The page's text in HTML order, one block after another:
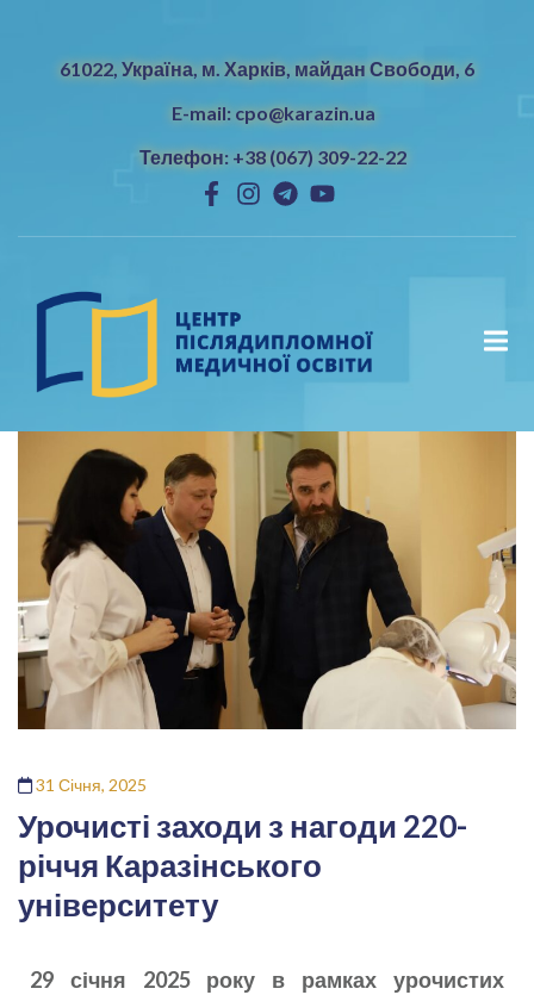
61022, Україна, м. Харків, майдан Свободи, 6
E-mail: cpo@karazin.ua
Телефон: +38 (067) 309-22-22
31 Січня, 2025
Урочисті заходи з нагоди 220-
річчя Каразінського
університету
29 січня 2025 року в рамках урочистих